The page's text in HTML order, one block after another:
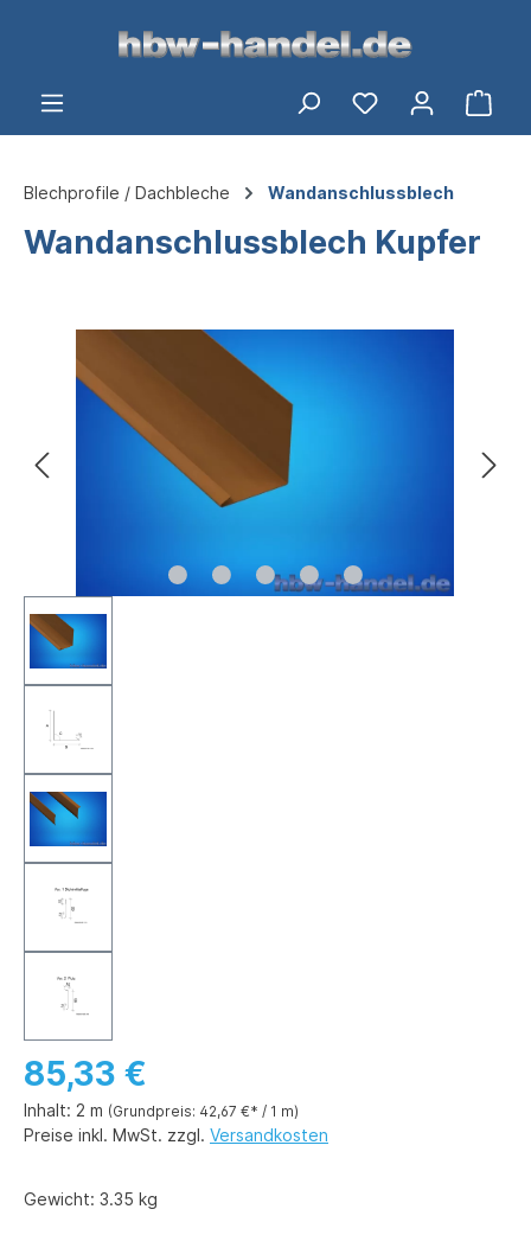
springen
Blechprofile / Dachbleche Wandanschlussblech
Wandanschlussblech Kupfer
Bildergalerie überspringen
85,33 €
Inhalt: 2 m (Grundpreis: 42,67 €* / 1 m)
Preise inkl. MwSt. zzgl. Versandkosten
Gewicht: 3.35 kg